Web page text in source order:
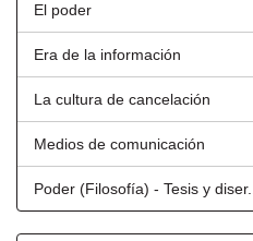
El poder
Era de la información
La cultura de cancelación
Medios de comunicación
Poder (Filosofía) - Tesis y diser...